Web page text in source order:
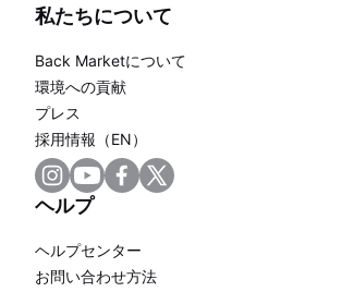
私たちについて
Back Marketについて
環境への貢献
プレス
採用情報（EN）
ヘルプ
ヘルプセンター
お問い合わせ方法